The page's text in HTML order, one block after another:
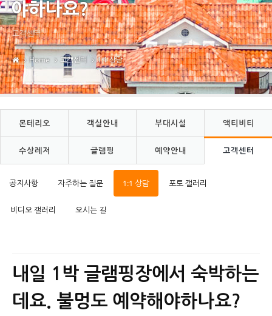
야하나요?
고객센터
Home 고객센터 1:1 상담
몬테리오 객실안내 부대시설 액티비티
수상레저 글램핑 예약안내 고객센터
공지사항 자주하는 질문 1:1 상담 포토 갤러리
비디오 갤러리 오시는 길
내일 1박 글램핑장에서 숙박하는
데요. 불멍도 예약해야하나요?